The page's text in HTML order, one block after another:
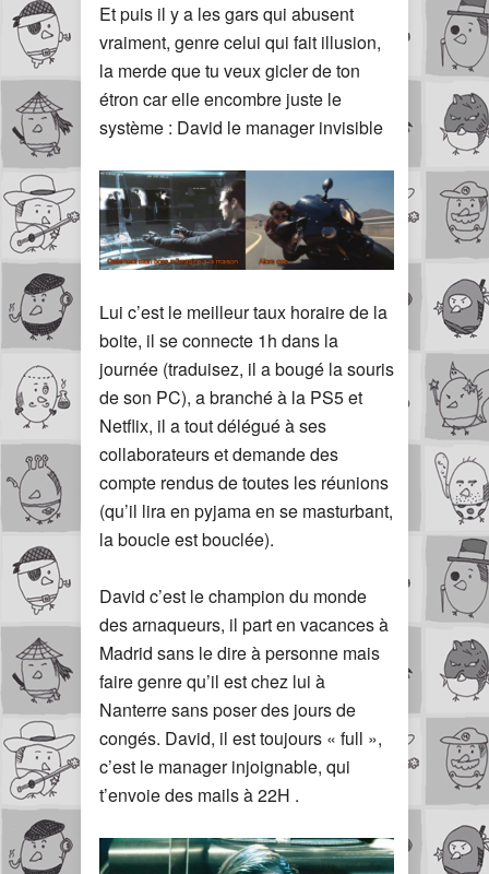
Et puis il y a les gars qui abusent
vraiment, genre celui qui fait illusion,
la merde que tu veux gicler de ton
étron car elle encombre juste le
système : David le manager invisible
Lui c’est le meilleur taux horaire de la
boite, il se connecte 1h dans la
journée (traduisez, il a bougé la souris
de son PC), a branché à la PS5 et
Netflix, il a tout délégué à ses
collaborateurs et demande des
compte rendus de toutes les réunions
(qu’il lira en pyjama en se masturbant,
la boucle est bouclée).
David c’est le champion du monde
des arnaqueurs, il part en vacances à
Madrid sans le dire à personne mais
faire genre qu’il est chez lui à
Nanterre sans poser des jours de
congés. David, il est toujours « full »,
c’est le manager injoignable, qui
t’envoie des mails à 22H .